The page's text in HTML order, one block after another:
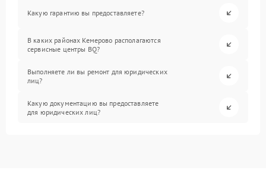
Какую гарантию вы предоставляете?
В каких районах Кемерово располагаются
сервисные центры BQ?
Выполняете ли вы ремонт для юридических
лиц?
Какую документацию вы предоставляете
для юридических лиц?